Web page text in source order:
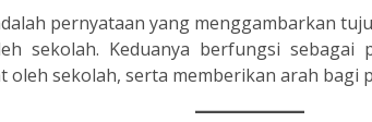
pernyataan yang menggambarkan
sekolah. Keduanya berfungsi sebagai
oleh sekolah, serta memberikan arah bagi